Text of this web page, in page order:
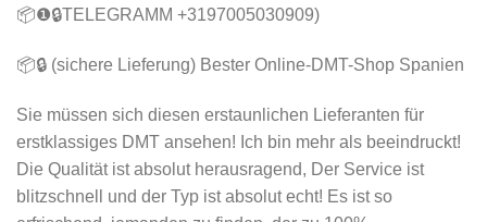
📦❶🔒TELEGRAMM +3197005030909)
📦🔒 (sichere Lieferung) Bester Online-DMT-Shop Spanien
Sie müssen sich diesen erstaunlichen Lieferanten für
erstklassiges DMT ansehen! Ich bin mehr als beeindruckt!
Die Qualität ist absolut herausragend, Der Service ist
blitzschnell und der Typ ist absolut echt! Es ist so